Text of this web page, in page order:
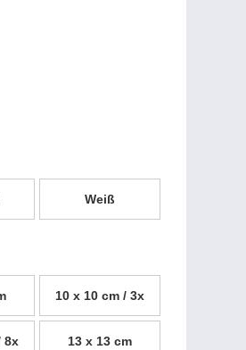
Weiß
10 x 10 cm / 3x
8x 13 x 13 cm